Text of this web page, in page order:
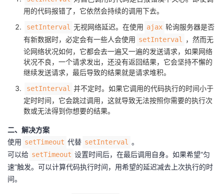
用的代码报错了，它依然会持续的调用下去。
setInterval 无视网络延迟。在使用 ajax 轮询服务器是否
有新数据时，必定会有一些人会使用 setInterval ，然而无
论网络状况如何，它都会去一遍又一遍的发送请求，如果网络
状况不良，一个请求发出，还没有返回结果，它会坚持不懈的
继续发送请求，最后导致的结果就是请求堆积。
setInterval 并不定时。如果它调用的代码执行的时间小于
定时时间，它会跳过调用，这就导致无法按照你需要的执行次
数或无法得到你想要的结果。
二、解决方案
使用 setTimeout 代替 setInterval 。
可以给 setTimeout 设置时间后，在最后调用自身。如果希望“匀
速”触发。可以计算代码执行时间，用希望的延迟减去上次执行的时
间。